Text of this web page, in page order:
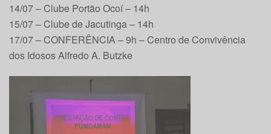
14/07 – Clube Portão Ocoí – 14h
15/07 – Clube de Jacutinga – 14h
17/07 – CONFERÊNCIA – 9h – Centro de Convivência
dos Idosos Alfredo A. Butzke